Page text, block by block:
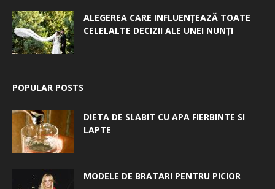
ALEGEREA CARE INFLUENȚEAZĂ TOATE
CELELALTE DECIZII ALE UNEI NUNȚI
POPULAR POSTS
DIETA DE SLABIT CU APA FIERBINTE SI
LAPTE
MODELE DE BRATARI PENTRU PICIOR